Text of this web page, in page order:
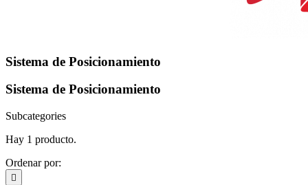
Sistema de Posicionamiento
Sistema de Posicionamiento
Subcategories
Hay 1 producto.
Ordenar por:
